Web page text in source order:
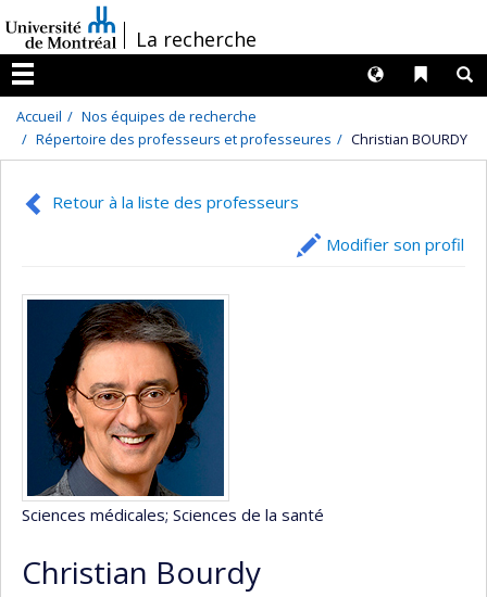
au
contenu
/La recherche
Menu
Liens
Langues
Accueil
Nos équipes de recherche
Répertoire des professeurs et professeures
Christian BOURDY
Retour à la liste des professeurs
Modifier son profil
Sciences médicales; Sciences de la santé
Christian Bourdy